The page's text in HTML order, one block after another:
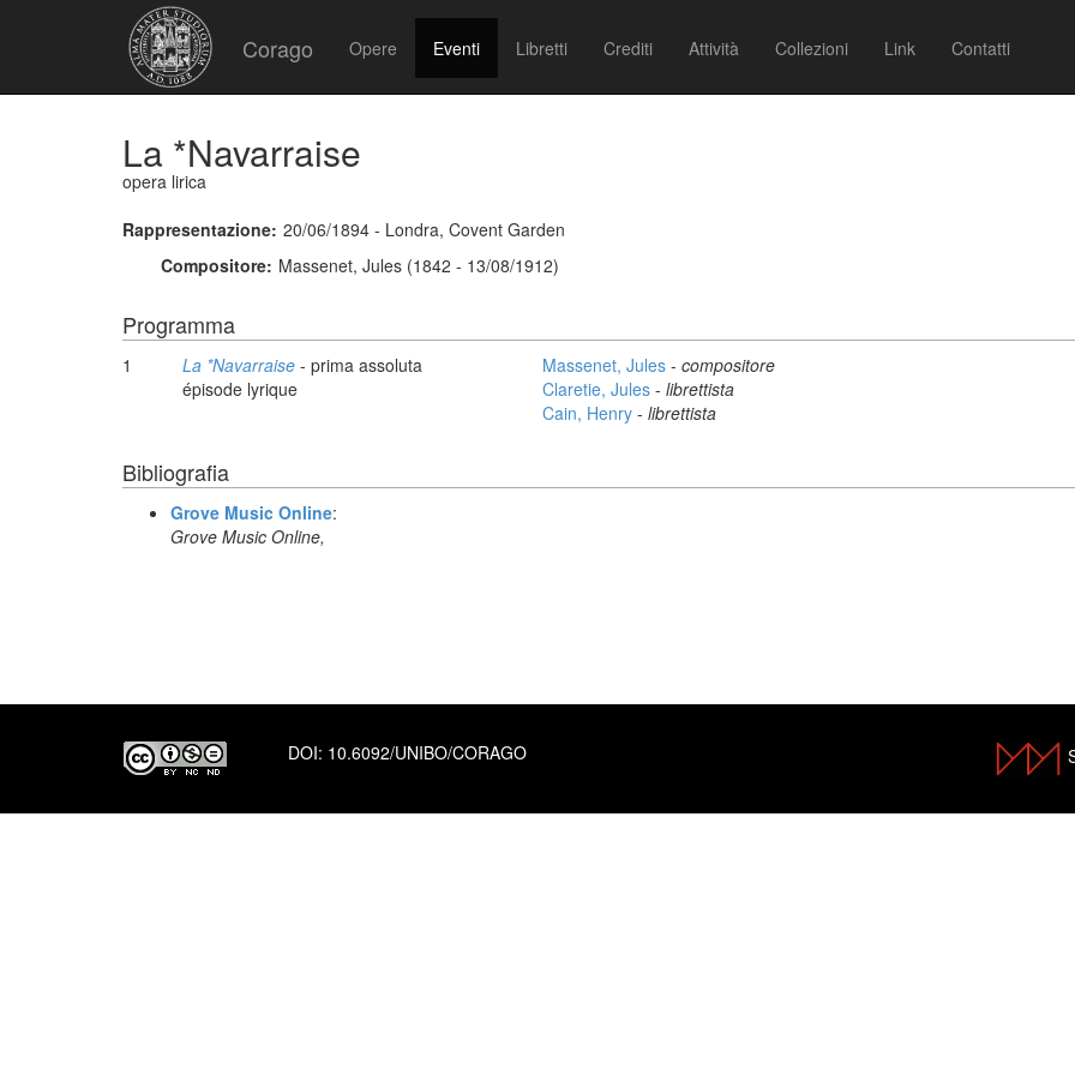
Corago Opere Eventi Libretti Crediti Attività Collezioni Link Contatti
La *Navarraise
opera lirica
Rappresentazione: 20/06/1894 - Londra, Covent Garden
Compositore: Massenet, Jules (1842 - 13/08/1912)
Programma
1 La *Navarraise - prima assoluta
épisode lyrique
Massenet, Jules - compositore
Claretie, Jules - librettista
Cain, Henry - librettista
Bibliografia
Grove Music Online:
Grove Music Online,
DOI: 10.6092/UNIBO/CORAGO